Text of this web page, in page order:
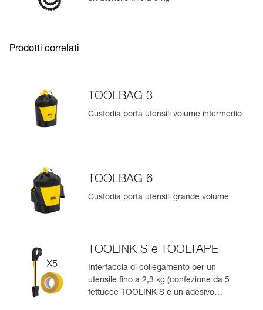
compilate automaticamente.
produzione.
Per saperne di più
Prodotti correlati
TOOLBAG 3
Custodia porta utensili volume intermedio
TOOLBAG 6
Custodia porta utensili grande volume
TOOLINK S e TOOLTAPE
Interfaccia di collegamento per un
utensile fino a 2,3 kg (confezione da 5
fettucce TOOLINK S e un adesivo